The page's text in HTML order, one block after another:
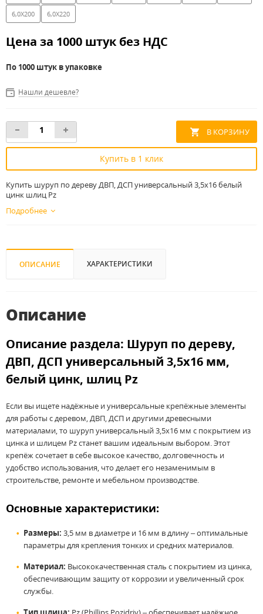
6,0X200 6,0X220
Цена за 1000 штук без НДС
По 1000 штук в упаковке
Нашли дешевле?
Купить в 1 клик
Купить шуруп по дереву ДВП, ДСП универсальный 3,5x16 белый
цинк шлиц Pz
Подробнее
ОПИСАНИЕ ХАРАКТЕРИСТИКИ
Описание
Описание раздела: Шуруп по дереву,
ДВП, ДСП универсальный 3,5x16 мм,
белый цинк, шлиц Pz
Если вы ищете надёжные и универсальные крепёжные элементы
для работы с деревом, ДВП, ДСП и другими древесными
материалами, то шуруп универсальный 3,5x16 мм с покрытием из
цинка и шлицем Pz станет вашим идеальным выбором. Этот
крепёж сочетает в себе высокое качество, долговечность и
удобство использования, что делает его незаменимым в
строительстве, ремонте и мебельном производстве.
Основные характеристики:
Размеры: 3,5 мм в диаметре и 16 мм в длину – оптимальные
параметры для крепления тонких и средних материалов.
Материал: Высококачественная сталь с покрытием из цинка,
обеспечивающим защиту от коррозии и увеличенный срок
службы.